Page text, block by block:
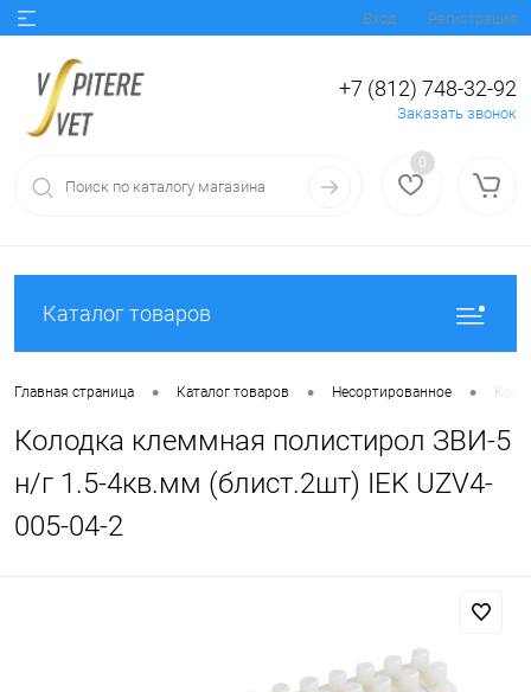
Вход Регистрация
+7 (812) 748-32-92
Заказать звонок
0
Каталог товаров
Главная страница • Каталог товаров • Несортированное •
Колодка клеммная полистирол ЗВИ-5
н/г 1.5-4кв.мм (блист.2шт) IEK UZV4-
005-04-2